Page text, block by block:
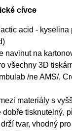
cívce
acid - kyselina
navinut na
všechny 3D
/ne AMS/,
materiály s
dobře tisknutelný,
tvar, vhodný